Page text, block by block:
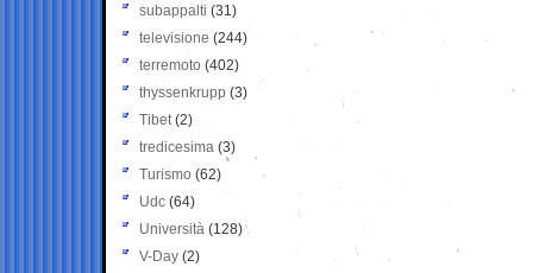
subappalti (31)
televisione(244)
terremoto (402)
thyssenkrupp (3)
Tibet(2)
tredicesima (3)
Turismo (62)
Udc (64)
Università (128)
V-Day (2)